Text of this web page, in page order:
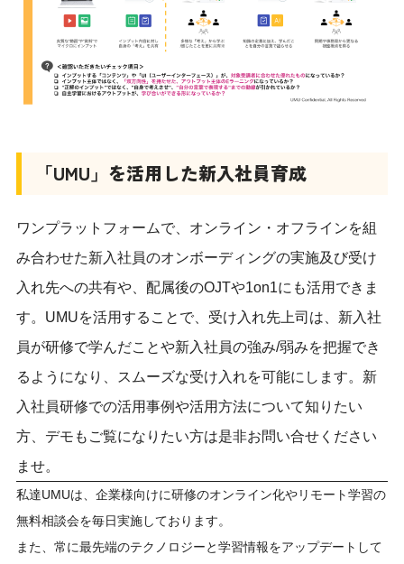
「UMU」を活用した新入社員育成
ワンプラットフォームで、オンライン・オフラインを組
み合わせた新入社員のオンボーディングの実施及び受け
入れ先への共有や、配属後のOJTや1on1にも活用できま
す。UMUを活用することで、受け入れ先上司は、新入社
員が研修で学んだことや新入社員の強み/弱みを把握でき
るようになり、スムーズな受け入れを可能にします。新
入社員研修での活用事例や活用方法について知りたい
方、デモもご覧になりたい方は是非お問い合せください
ませ。
私達UMUは、企業様向けに研修のオンライン化やリモート学習の
無料相談会を毎日実施しております。
また、常に最先端のテクノロジーと学習情報をアップデートして